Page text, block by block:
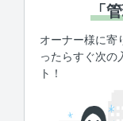
「
オーナー様に寄
ったらすぐ次の
ト！